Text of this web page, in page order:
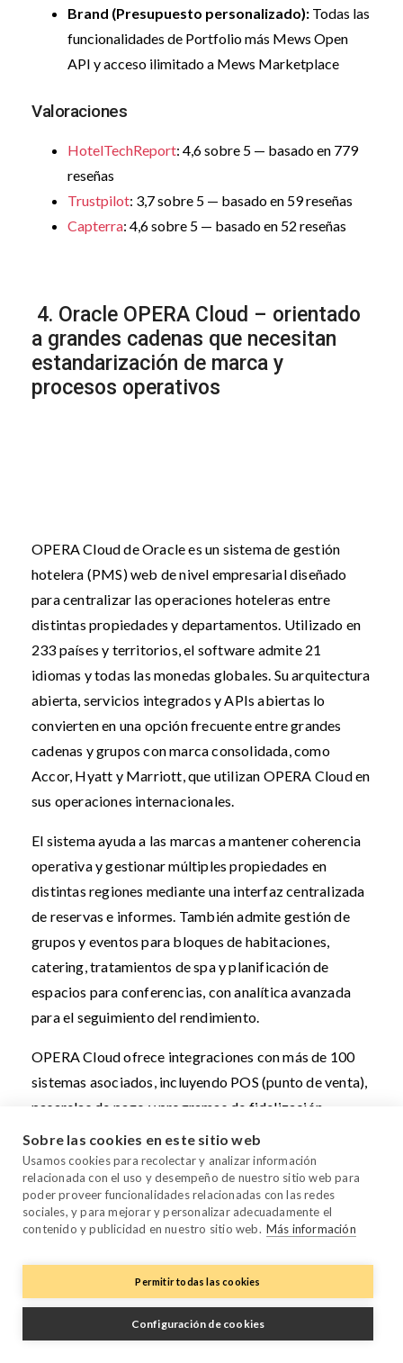
Brand (Presupuesto personalizado): Todas las
funcionalidades de Portfolio más Mews Open
API y acceso ilimitado a Mews Marketplace
Valoraciones
HotelTechReport: 4,6 sobre 5 — basado en 779
reseñas
Trustpilot: 3,7 sobre 5 — basado en 59 reseñas
Capterra: 4,6 sobre 5 — basado en 52 reseñas
4. Oracle OPERA Cloud – orientado
a grandes cadenas que necesitan
estandarización de marca y
procesos operativos
OPERA Cloud de Oracle es un sistema de gestión
hotelera (PMS) web de nivel empresarial diseñado
para centralizar las operaciones hoteleras entre
distintas propiedades y departamentos. Utilizado en
233 países y territorios, el software admite 21
idiomas y todas las monedas globales. Su arquitectura
abierta, servicios integrados y APIs abiertas lo
convierten en una opción frecuente entre grandes
cadenas y grupos con marca consolidada, como
Accor, Hyatt y Marriott, que utilizan OPERA Cloud en
sus operaciones internacionales.
El sistema ayuda a las marcas a mantener coherencia
operativa y gestionar múltiples propiedades en
distintas regiones mediante una interfaz centralizada
de reservas e informes. También admite gestión de
grupos y eventos para bloques de habitaciones,
catering, tratamientos de spa y planificación de
espacios para conferencias, con analítica avanzada
para el seguimiento del rendimiento.
OPERA Cloud ofrece integraciones con más de 100
sistemas asociados, incluyendo POS (punto de venta),
pasarelas de pago y programas de fidelización,
apoyando tanto la experiencia del huésped como las
operaciones de F&B.
La plataforma es reconocida por sus funcionalidades
de gestión de huéspedes, que permiten al personal
Algunos usuarios mencionan que OPERA Cloud puede
resultar lento en determinadas ocasiones, citando
Sobre las cookies en este sitio web
Usamos cookies para recolectar y analizar información
relacionada con el uso y desempeño de nuestro sitio web para
poder proveer funcionalidades relacionadas con las redes
sociales, y para mejorar y personalizar adecuadamente el
contenido y publicidad en nuestro sitio web. Más información
Permitir todas las cookies
Configuración de cookies